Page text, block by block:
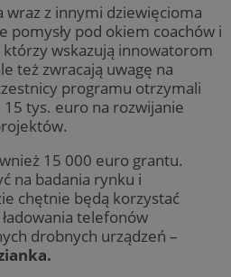
wraz z innymi dziewięcioma
pomysły pod okiem coachów i
wskazują innowatorom
też zwracają uwagę na
programu otrzymali
tys. euro na rozwijanie
15 000 euro grantu.
na badania rynku i
chętnie będą korzystać
telefonów
drobnych urządzeń –